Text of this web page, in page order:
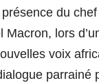
présence du chef
Macron, lors
voix
parrainé